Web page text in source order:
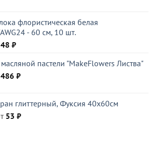
470 ₽.флористическая белая
- 60 см, 10 шт.
Первоначальная
составляла
104 ₽.
48 ₽Текущая
48 ₽. пастели "MakeFlowers Листва"
Первоначальная
522 ₽.
486 ₽Текущая
глиттерный, Фуксия 40x60см
53 ₽